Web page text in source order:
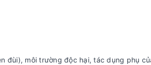
đùi), môi trường độc hại, tác dụng phụ